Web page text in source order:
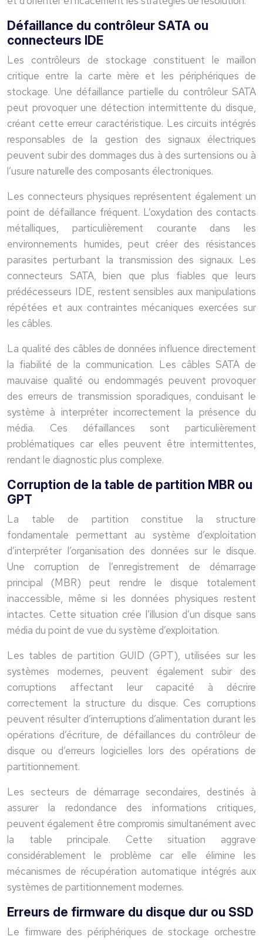
Défaillance du contrôleur SATA ou
connecteurs IDE
Les contrôleurs de stockage constituent le maillon
critique entre la carte mère et les périphériques de
stockage. Une défaillance partielle du contrôleur SATA
peut provoquer une détection intermittente du disque,
créant cette erreur caractéristique. Les circuits intégrés
responsables de la gestion des signaux électriques
peuvent subir des dommages dus à des surtensions ou à
l’usure naturelle des composants électroniques.
Les connecteurs physiques représentent également un
point de défaillance fréquent. L’oxydation des contacts
métalliques, particulièrement courante dans les
environnements humides, peut créer des résistances
parasites perturbant la transmission des signaux. Les
connecteurs SATA, bien que plus fiables que leurs
prédécesseurs IDE, restent sensibles aux manipulations
répétées et aux contraintes mécaniques exercées sur
les câbles.
La qualité des câbles de données influence directement
la fiabilité de la communication. Les câbles SATA de
mauvaise qualité ou endommagés peuvent provoquer
des erreurs de transmission sporadiques, conduisant le
système à interpréter incorrectement la présence du
média. Ces défaillances sont particulièrement
problématiques car elles peuvent être intermittentes,
rendant le diagnostic plus complexe.
Corruption de la table de partition MBR ou
GPT
La table de partition constitue la structure
fondamentale permettant au système d’exploitation
d’interpréter l’organisation des données sur le disque.
Une corruption de l’enregistrement de démarrage
principal (MBR) peut rendre le disque totalement
inaccessible, même si les données physiques restent
intactes. Cette situation crée l’illusion d’un disque sans
média du point de vue du système d’exploitation.
Les tables de partition GUID (GPT), utilisées sur les
systèmes modernes, peuvent également subir des
corruptions affectant leur capacité à décrire
correctement la structure du disque. Ces corruptions
peuvent résulter d’interruptions d’alimentation durant les
opérations d’écriture, de défaillances du contrôleur de
disque ou d’erreurs logicielles lors des opérations de
partitionnement.
Les secteurs de démarrage secondaires, destinés à
assurer la redondance des informations critiques,
peuvent également être compromis simultanément avec
la table principale. Cette situation aggrave
considérablement le problème car elle élimine les
mécanismes de récupération automatique intégrés aux
systèmes de partitionnement modernes.
Erreurs de firmware du disque dur ou SSD
Le firmware des périphériques de stockage orchestre